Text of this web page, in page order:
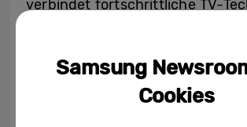
verbindet fortschrittliche TV-
Fernsehers werden
Samsung x Disney100-Logo auf
Samsung
Cookies